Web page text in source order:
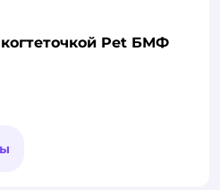
Pet БМФ